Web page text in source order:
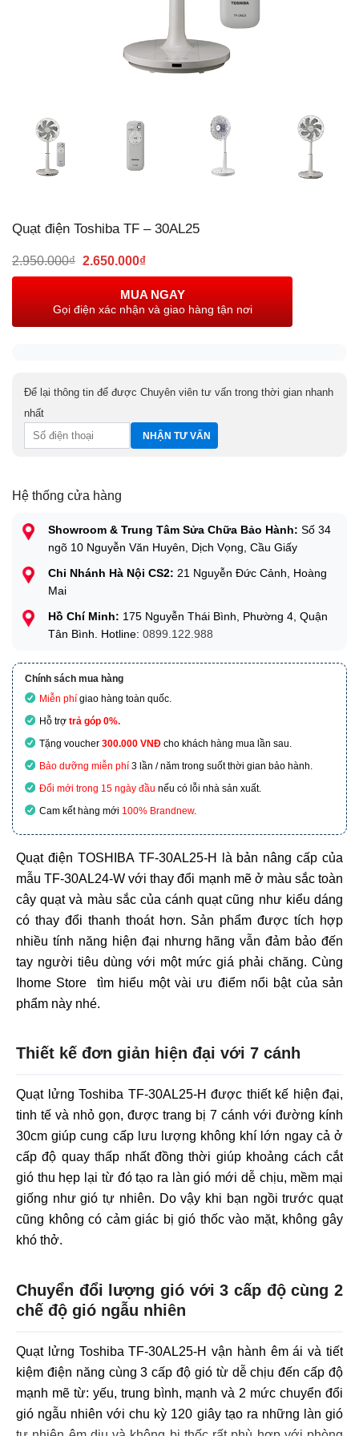
Quạt điện Toshiba TF – 30AL25
2.950.000₫ Giá
2.950.000₫.
2.650.000₫Giá
là:
2.650.000₫.
MUA NGAY
Gọi điện xác nhận và giao hàng tận nơi
Để lại thông tin để được Chuyên viên tư vấn trong thời gian nhanh
nhất
Hệ thống cửa hàng
Showroom & Trung Tâm Sửa Chữa Bảo Hành: Số 34
ngõ 10 Nguyễn Văn Huyên, Dịch Vọng, Cầu Giấy
Chi Nhánh Hà Nội CS2: 21 Nguyễn Đức Cảnh, Hoàng
Mai
Hồ Chí Minh: 175 Nguyễn Thái Bình, Phường 4, Quận
Tân Bình. Hotline: 0899.122.988
Chính sách mua hàng
Miễn phí giao hàng toàn quốc.
Hỗ trợ trả góp 0%.
Tặng voucher 300.000 VNĐ cho khách hàng mua lần sau.
Bảo dưỡng miễn phí 3 lần / năm trong suốt thời gian bảo hành.
Đổi mới trong 15 ngày đầu nếu có lỗi nhà sản xuất.
Cam kết hàng mới 100% Brandnew.
Quạt điện TOSHIBA TF-30AL25-H là bản nâng cấp của
mẫu TF-30AL24-W với thay đổi mạnh mẽ ở màu sắc toàn
cây quạt và màu sắc của cánh quạt cũng như kiểu dáng
có thay đổi thanh thoát hơn. Sản phẩm được tích hợp
nhiều tính năng hiện đại nhưng hãng vẫn đảm bảo đến
tay người tiêu dùng với một mức giá phải chăng. Cùng
Ihome Store tìm hiểu một vài ưu điểm nổi bật của sản
phẩm này nhé.
Thiết kế đơn giản hiện đại với 7 cánh
Quạt lửng Toshiba TF-30AL25-H được thiết kế hiện đại,
tinh tế và nhỏ gọn, được trang bị 7 cánh với đường kính
30cm giúp cung cấp lưu lượng không khí lớn ngay cả ở
cấp độ quay thấp nhất đồng thời giúp khoảng cách cắt
gió thu hẹp lại từ đó tạo ra làn gió mới dễ chịu, mềm mại
giống như gió tự nhiên. Do vậy khi bạn ngồi trước quạt
cũng không có cảm giác bị gió thốc vào mặt, không gây
khó thở.
Chuyển đổi lượng gió với 3 cấp độ cùng 2
chế độ gió ngẫu nhiên
Quạt lửng Toshiba TF-30AL25-H vận hành êm ái và tiết
kiệm điện năng cùng 3 cấp độ gió từ dễ chịu đến cấp độ
mạnh mẽ từ: yếu, trung bình, mạnh và 2 mức chuyển đổi
gió ngẫu nhiên với chu kỳ 120 giây tạo ra những làn gió